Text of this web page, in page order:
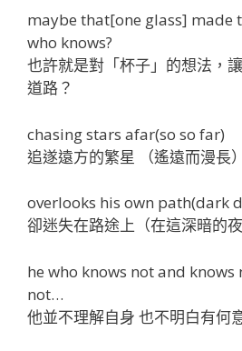
maybe that[one glass] made
who knows?
也許就是對「杯子」的想法，
道路？
chasing stars afar(so so far)
追遂遠方的繁星 （遙遠而漫長）
overlooks his own path(dark
卻迷失在路途上（在這深暗的夜
he who knows not and knows
not…
他並不理解自身 也不明白有何